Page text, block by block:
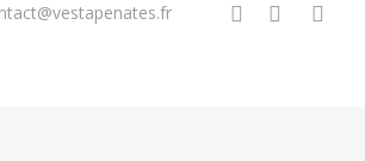
facebooklinkedin